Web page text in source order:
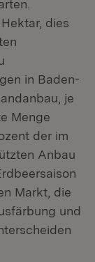
dies
in Baden-
je
Menge
der im
Anbau
Markt, die
und